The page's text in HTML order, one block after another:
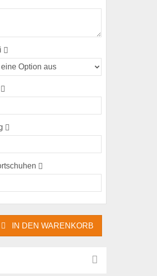
IN DEN WARENKORB